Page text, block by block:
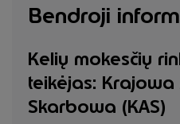
Bendroji
Kelių mokesčių
teikėjas: Krajowa
Skarbowa (KAS)